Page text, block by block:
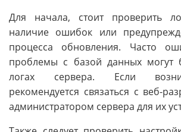
Для начала, стоит проверить
наличие ошибок или
процесса обновления. Часто
проблемы с базой данных могут
логах сервера. Если
рекомендуется связаться с веб-
администратором сервера для их